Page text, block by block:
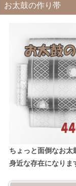
お太鼓の作り帯
ちょっと面倒なお太
身近な存在になりま